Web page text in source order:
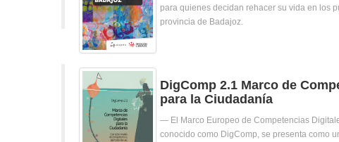
para quienes decidan rehacer su vida en los
provincia de Badajoz.
DigComp 2.1 Marco de
para la Ciudadanía
El Marco Europeo de Competencias
conocido como DigComp, se presenta como